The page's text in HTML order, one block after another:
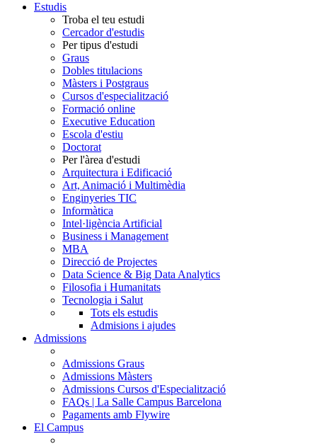
Estudis
Troba el teu estudi
Cercador d'estudis
Per tipus d'estudi
Graus
Dobles titulacions
Màsters i Postgraus
Cursos d'especialització
Formació online
Executive Education
Escola d'estiu
Doctorat
Per l'àrea d'estudi
Arquitectura i Edificació
Art, Animació i Multimèdia
Enginyeries TIC
Informàtica
Intel·ligència Artificial
Business i Management
MBA
Direcció de Projectes
Data Science & Big Data Analytics
Filosofia i Humanitats
Tecnologia i Salut
Tots els estudis
Admisions i ajudes
Admissions
Admissions Graus
Admissions Màsters
Admissions Cursos d'Especialització
FAQs | La Salle Campus Barcelona
Pagaments amb Flywire
El Campus